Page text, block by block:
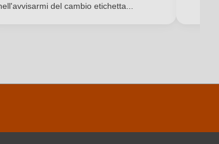
Ho dimenticato la mia password.
del cambio etichetta...